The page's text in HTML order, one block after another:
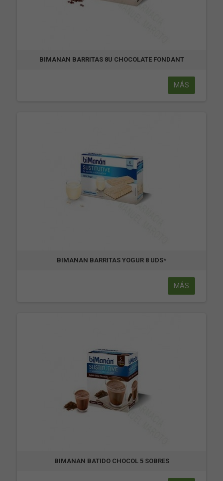
BIMANAN BARRITAS 8U CHOCOLATE FONDANT
MÁS
BIMANAN BARRITAS YOGUR 8 UDS*
MÁS
BIMANAN BATIDO CHOCOL 5 SOBRES